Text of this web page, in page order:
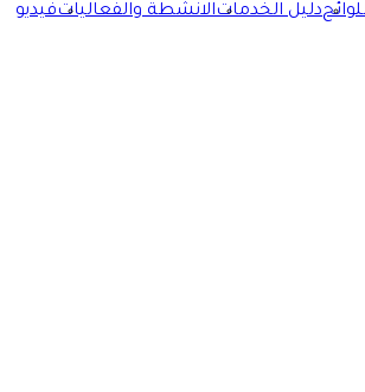
دليل الخدماتالانشطة والفعالياتفيديو